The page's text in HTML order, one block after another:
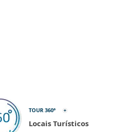
TOUR 360º
Locais Turísticos